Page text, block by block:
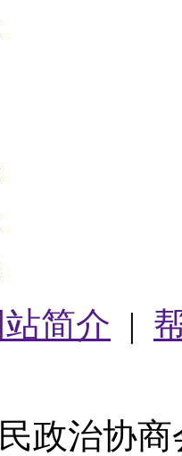
站简介 |
政治协